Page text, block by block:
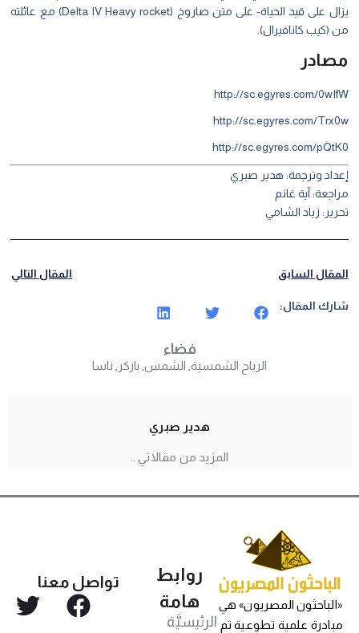
يزال على قيد الحياة- على متن صاروخ (Delta IV Heavy rocket) مع عائلته
(كيب كانافيرال).
http://sc.egyres.com/
http://sc.egyres.com/
http://sc.egyres.com/
وترجمة: هدير صبري
آية غانم
زياد الشامي
السابق المقال التالي
المقال:
فضاء
الرياح الشمسية,الشمس,باركر ,ناسا
هدير صبري
المزيد من مقالاتي ..
المصريون» هي
علمية تطوعية تم
روابط
هامة
الرئيسيَّة
تواصل معنا